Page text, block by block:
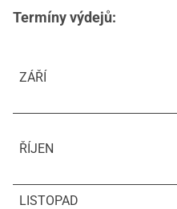
Termíny výdejů:
ZÁŘÍ
ŘÍJEN
LISTOPAD